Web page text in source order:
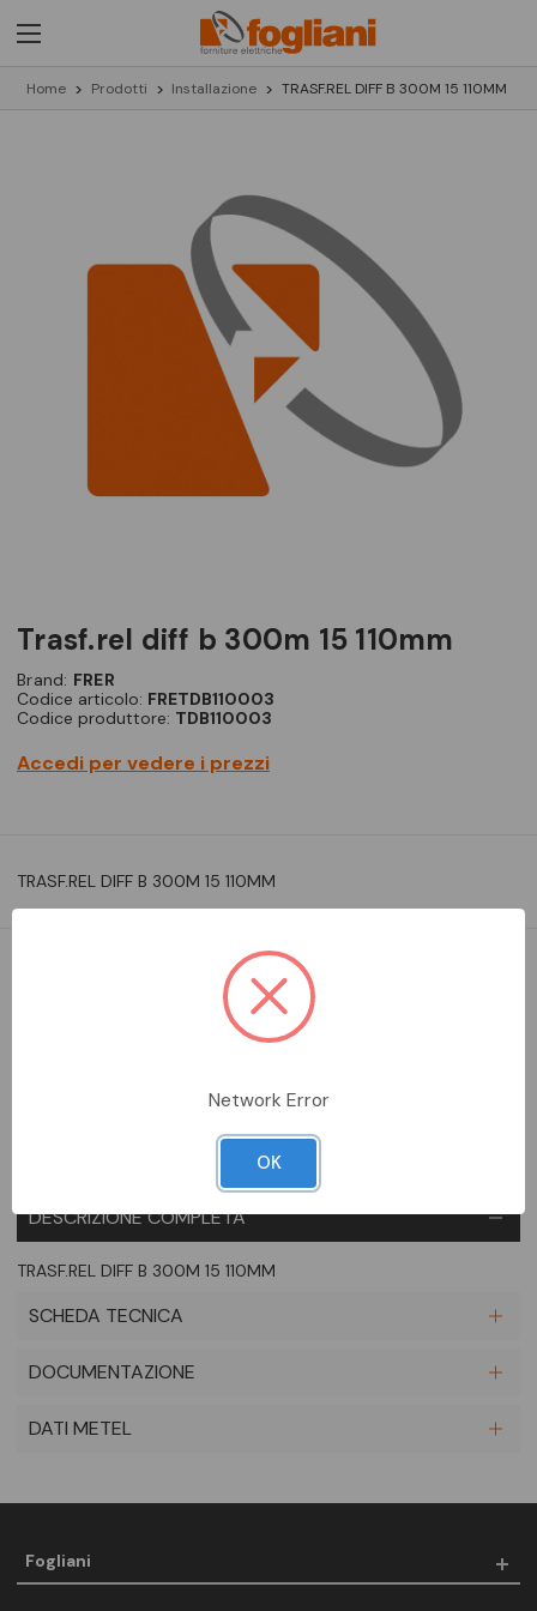
Home Prodotti Installazione TRASF.REL DIFF B 300M 15 110MM
trasf.rel diff b 300m 15 110mm
Brand: FRER
Codice articolo: FRETDB110003
Codice produttore: TDB110003
Accedi per vedere i prezzi
TRASF.REL DIFF B 300M 15 110MM
DESCRIZIONE COMPLETA
TRASF.REL DIFF B 300M 15 110MM
SCHEDA TECNICA
DOCUMENTAZIONE
DATI METEL
Fogliani
Network Error
OK